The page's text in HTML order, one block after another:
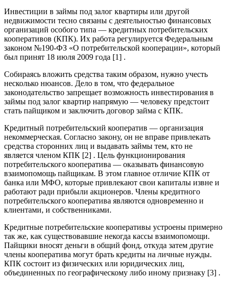
Инвестиции в займы под залог квартиры или другой
недвижимости тесно связаны с деятельностью финансовых
организаций особого типа — кредитных потребительских
кооперативов (КПК). Их работа регулируется Федеральным
законом №190-ФЗ «О потребительской кооперации», который
был принят 18 июля 2009 года [1] .
Собираясь вложить средства таким образом, нужно учесть
несколько нюансов. Дело в том, что федеральное
законодательство запрещает возможность инвестирования в
займы под залог квартир напрямую — человеку предстоит
стать пайщиком и заключить договор займа с КПК.
Кредитный потребительский кооператив — организация
некоммерческая. Согласно закону, он не вправе привлекать
средства сторонних лиц и выдавать займы тем, кто не
является членом КПК [2] . Цель функционирования
потребительского кооператива — оказывать финансовую
взаимопомощь пайщикам. В этом главное отличие КПК от
банка или МФО, которые привлекают свои капиталы извне и
работают ради прибыли акционеров. Члены кредитного
потребительского кооператива являются одновременно и
клиентами, и собственниками.
Кредитные потребительские кооперативы устроены примерно
так же, как существовавшие некогда кассы взаимопомощи.
Пайщики вносят деньги в общий фонд, откуда затем другие
члены кооператива могут брать кредиты на личные нужды.
КПК состоит из физических или юридических лиц,
объединенных по географическому либо иному признаку [3] .